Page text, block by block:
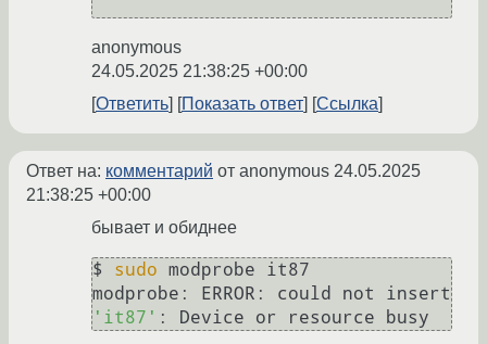
anonymous
24.05.2025 21:38:25 +00:00
Ответить
Показать ответ Ссылка
Ответ на: комментарий от anonymous 24.05.2025
21:38:25 +00:00
бывает и обиднее
$ sudo modprobe it87
modprobe: ERROR: could not insert
'it87'